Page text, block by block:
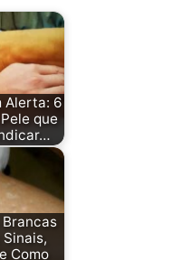
Alerta: 6
que
Sinais,
Como